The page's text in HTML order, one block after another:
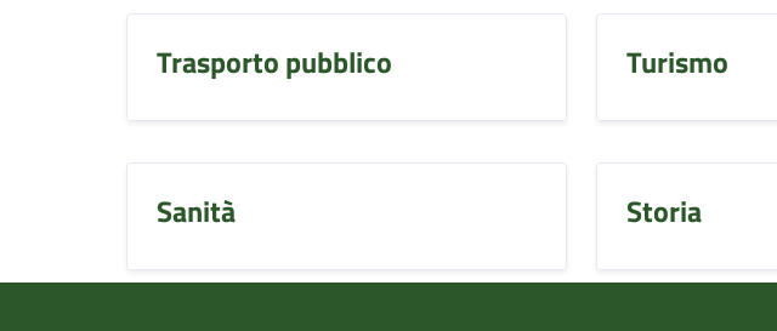
Trasporto pubblico Turismo
Sanità Storia